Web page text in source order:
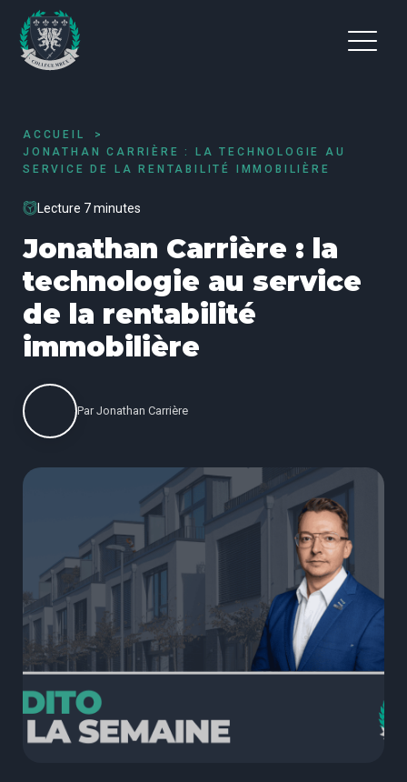
ACCUEIL
JONATHAN CARRIÈRE : LA TECHNOLOGIE AU
SERVICE DE LA RENTABILITÉ IMMOBILIÈRE
Lecture 7 minutes
Jonathan Carrière : la
technologie au service
de la rentabilité
immobilière
Par Jonathan Carrière